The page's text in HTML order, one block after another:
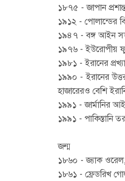
১৮৭৫ - জাপান
১৯১২ - পোলান্ডের
১৯৪৭ - বঙ্গ আইন
১৯৭৬ - ইউরোপীয়
১৯৮১ - ইরানের
১৯৯০ - ইরানের
হাজারেরও বেশি
১৯৯১ - জার্মানির
১৯৯১ - পাকিস্তানি
জন্ম
১৮৬০ - জ্যাক ওরেল,
১৮৬১ - ফ্রেডরিখ